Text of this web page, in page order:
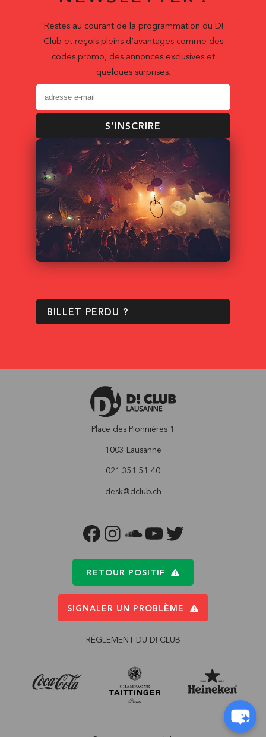
Restes au courant de la programmation du D!
Club et reçois pleins d’avantages comme des
codes promo, des annonces exclusives et
quelques surprises.
S’INSCRIRE
BILLET PERDU ?
Place des Pionnières 1
1003 Lausanne
021 351 51 40
desk@dclub.ch
FACEBOOKINSTAGRAM
SOUNDCLOUD
YOUTUBETWITTER
RETOUR POSITIF
SIGNALER UN PROBLÈME
RÈGLEMENT DU D! CLUB